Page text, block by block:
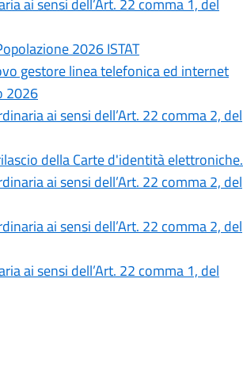
ai sensi dell’Art. 22 comma 1, del
2026 ISTAT
gestore linea telefonica ed internet
2026
ai sensi dell’Art. 22 comma 2, del
della Carte d'identità elettroniche.
ai sensi dell’Art. 22 comma 2, del
ai sensi dell’Art. 22 comma 2, del
ai sensi dell’Art. 22 comma 1, del